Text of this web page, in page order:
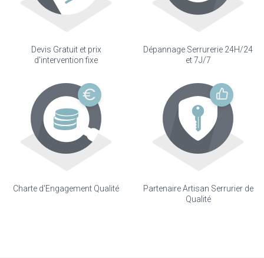
Devis Gratuit et prix
d'intervention fixe
Dépannage Serrurerie 24H/24
et 7J/7
Charte d'Engagement Qualité
Partenaire Artisan Serrurier de
Qualité